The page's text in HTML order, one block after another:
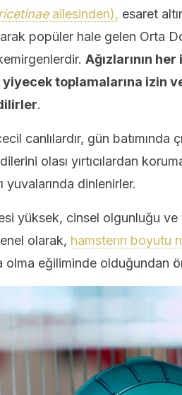
ailesinden), esaret
popüler hale gelen Orta
Ağızlarının
toplamalarına izin
.
canlılardır, gün batımında
olası yırtıcılardan
yuvalarında dinlenirler.
yüksek, cinsel olgunluğu ve
olarak, hamsterın boyutu
olma eğiliminde olduğundan